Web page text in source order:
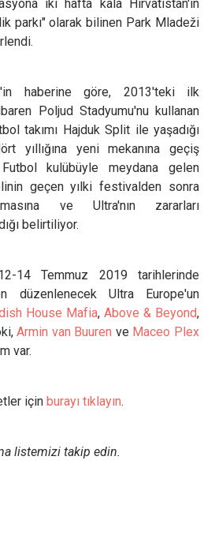
iki hafta kala Hırvatistan'ın
parkı" olarak bilinen Park Mladeži
'in haberine göre, 2013'teki ilk
Poljud Stadyumu'nu kullanan
takımı Hajduk Split ile yaşadığı
yıllığına yeni mekanına geçiş
Futbol kulübüyle meydana gelen
geçen yılki festivalden sonra
ve Ultra'nın zararları
belirtiliyor.
14 Temmuz 2019 tarihlerinde
düzenlenecek Ultra Europe'un
House Mafia, Above & Beyond,
Armin van Buuren ve Maceo Plex
var.
için burayı tıklayın.
listemizi takip edin.